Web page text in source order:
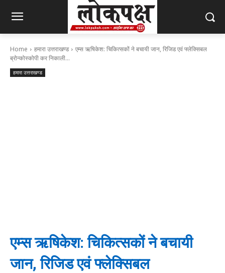
Home हमारा उत्तराखण्ड
एम्स ऋषिकेश: चिकित्सकों ने बचायी जान, रिजिड एवं फ्लेक्सिबल
ब्रोन्कोस्कोपी कर निकाली...
हमारा उत्तराखण्ड
एम्स ऋषिकेश: चिकित्सकों ने बचायी
जान, रिजिड एवं फ्लेक्सिबल